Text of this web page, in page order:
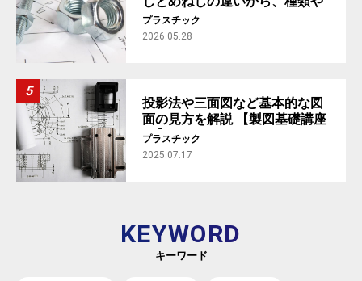
規格まで解説【製図基礎講座
#5】
プラスチック
2026.05.28
投影法や三面図など基本的な図
面の見方を解説 【製図基礎講座
#1】
プラスチック
2025.07.17
KEYWORD
キーワード